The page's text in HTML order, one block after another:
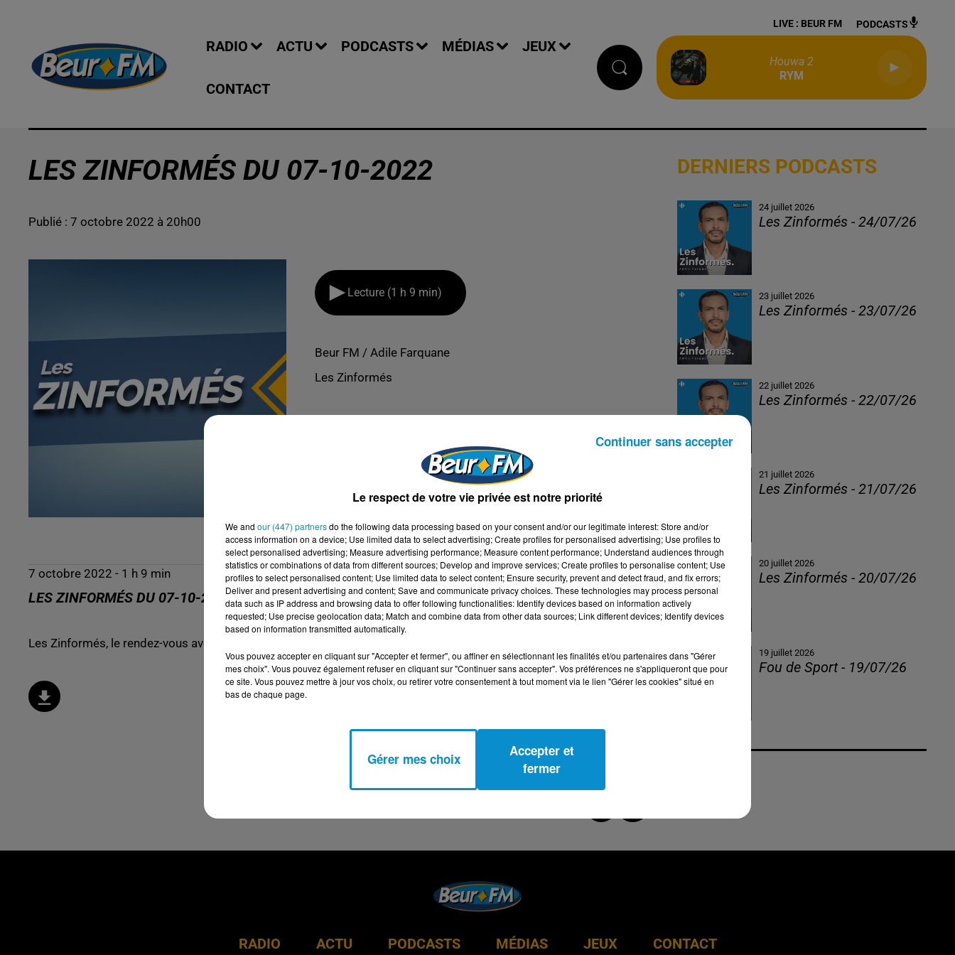
RADIO ACTU PODCASTS MÉDIAS JEUX
CONTACT
LIVE : BEUR FM PODCASTS
Houwa 2
RYM
LES ZINFORMÉS DU 07-10-2022
Publié : 7 octobre 2022 à 20h00
Lecture (1 h 9 min)
Beur FM / Adile Farquane
Les Zinformés
7 octobre 2022 - 1 h 9 min
LES ZINFORMÉS DU 07-10-2022
Les Zinformés, le rendez-vous avec l'actualité !
DERNIERS PODCASTS
24 juillet 2026
Les Zinformés - 24/07/26
23 juillet 2026
Les Zinformés - 23/07/26
22 juillet 2026
Les Zinformés - 22/07/26
21 juillet 2026
Les Zinformés - 21/07/26
20 juillet 2026
Les Zinformés - 20/07/26
19 juillet 2026
Fou de Sport - 19/07/26
RADIO ACTU PODCASTS MÉDIAS JEUX CONTACT
Le respect de votre vie privée est notre priorité
We and our (447) partnersdo the following data processing based on your consent and/or our legitimate interest: Store and/or
access information on a device; Use limited data to select advertising; Create profiles for personalised advertising; Use profiles to
select personalised advertising; Measure advertising performance; Measure content performance; Understand audiences through
statistics or combinations of data from different sources; Develop and improve services; Create profiles to personalise content; Use
profiles to select personalised content; Use limited data to select content; Ensure security, prevent and detect fraud, and fix errors;
Deliver and present advertising and content; Save and communicate privacy choices. These technologies may process personal
data such as IP address and browsing data to offer following functionalities: Identify devices based on information actively
requested; Use precise geolocation data; Match and combine data from other data sources; Link different devices; Identify devices
based on information transmitted automatically.
Vous pouvez accepter en cliquant sur "Accepter et fermer", ou affiner en sélectionnant les finalités et/ou partenaires dans "Gérer
mes choix". Vous pouvez également refuser en cliquant sur "Continuer sans accepter". Vos préférences ne s'appliqueront que pour
ce site. Vous pouvez mettre à jour vos choix, ou retirer votre consentement à tout moment via le lien "Gérer les cookies" situé en
bas de chaque page.
Gérer mes choix
Accepter et
fermer
Continuer sans accepter